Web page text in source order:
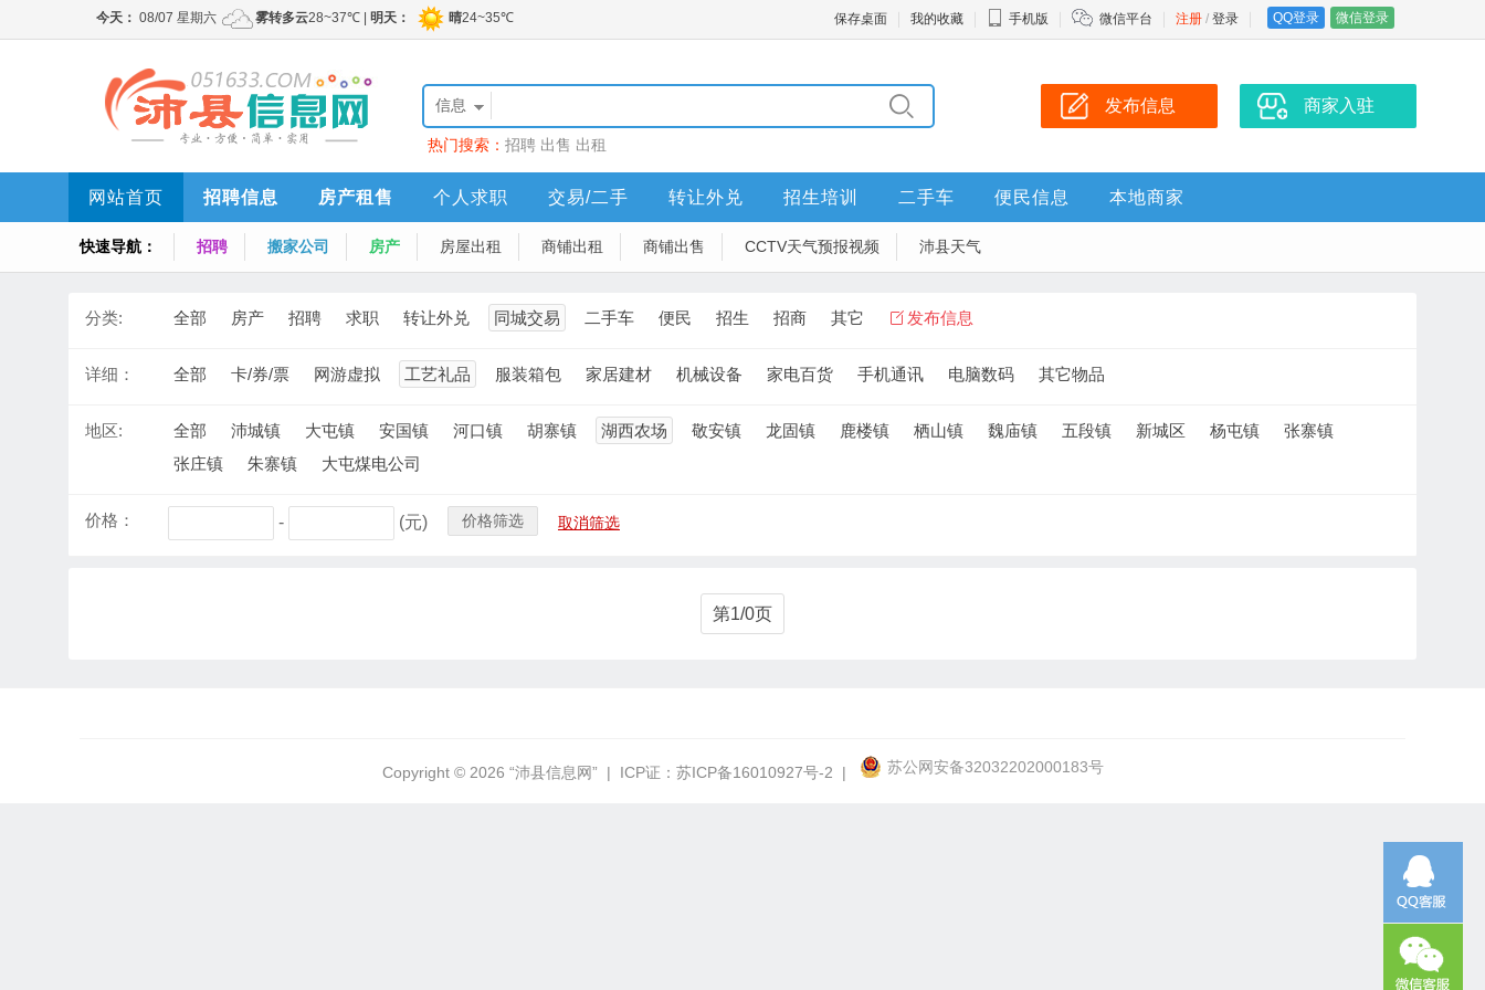
保存桌面 我的收藏 手机版 微信平台 注册 / 登录 QQ登录 微信登录
信息
热门搜索： 招聘 出售 出租
发布信息 商家入驻
网站首页 招聘信息 房产租售 个人求职 交易/二手 转让外兑 招生培训 二手车 便民信息 本地商家
快速导航： 招聘 搬家公司 房产 房屋出租 商铺出租 商铺出售 CCTV天气预报视频 沛县天气
分类: 全部 房产 招聘 求职 转让外兑 同城交易 二手车 便民 招生 招商 其它 发布信息
详细： 全部 卡/券/票 网游虚拟 工艺礼品 服装箱包 家居建材 机械设备 家电百货 手机通讯 电脑数码 其它物品
地区: 全部 沛城镇 大屯镇 安国镇 河口镇 胡寨镇 湖西农场 敬安镇 龙固镇 鹿楼镇 栖山镇 魏庙镇 五段镇 新城区 杨屯镇
张寨镇
张庄镇
朱寨镇 大屯煤电公司
价格： - (元) 价格筛选 取消筛选
第1/0页
Copyright © 2026 “沛县信息网” | ICP证： 苏ICP备16010927号-2 | 苏公网安备32032202000183号